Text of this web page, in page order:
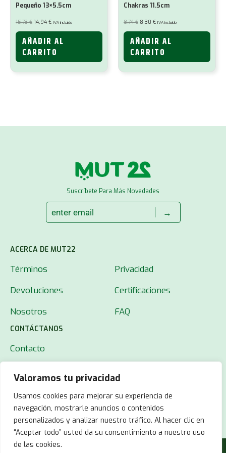
Valoramos tu privacidad
Usamos cookies para mejorar su experiencia de
navegación, mostrarle anuncios o contenidos
personalizados y analizar nuestro tráfico. Al hacer clic en
“Aceptar todo” usted da su consentimiento a nuestro uso
de las cookies.
Pequeño 13×5.5cm
15,73€ El
precio
original
15,73 €.
14,94 €El
actual
14,94 €.
IVA incluido
AÑADIR AL
CARRITO
Chakras 11.5cm
8,74€ El
precio
original
8,74 €.
8,30 €El
actual
8,30 €.
IVA incluido
AÑADIR AL
CARRITO
Suscríbete Para Más Novedades
→
ACERCA DE MUT22
Términos
Privacidad
Devoluciones
Certificaciones
Nosotros
FAQ
CONTÁCTANOS
Contacto